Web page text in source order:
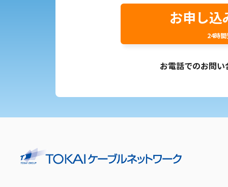
お申し込
24時間
お電話でのお問い